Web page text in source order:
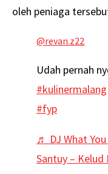
oleh peniaga
@revan.z22
Udah pernah
#kulinermalang
#fyp
♬ DJ What
Santuy – Kelud